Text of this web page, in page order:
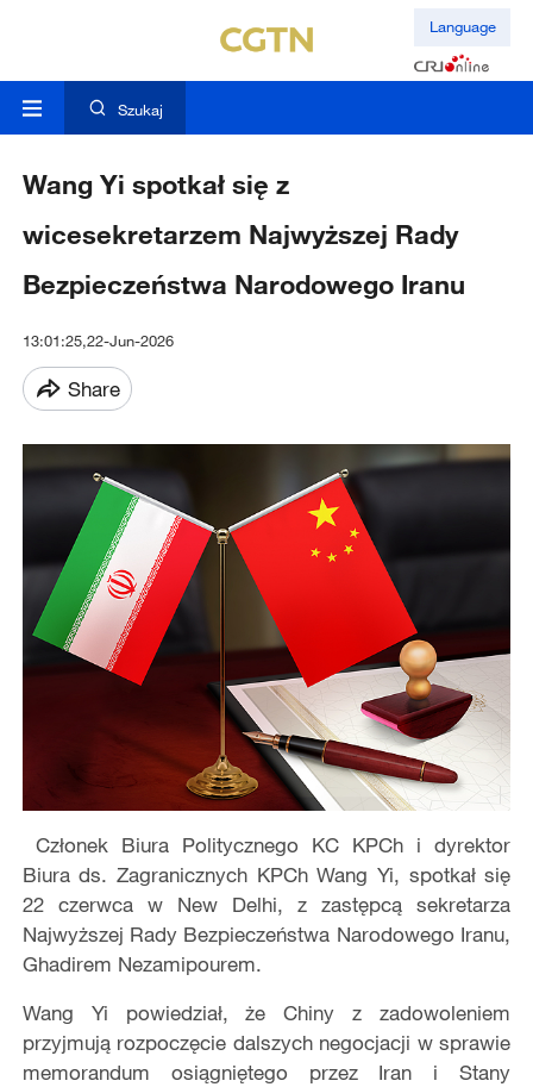
Language
Szukaj
Wang Yi spotkał się z
wicesekretarzem Najwyższej Rady
Bezpieczeństwa Narodowego Iranu
13:01:25,22-Jun-2026
Share
​Członek Biura Politycznego KC KPCh i dyrektor
Biura ds. Zagranicznych KPCh Wang Yi, spotkał się
22 czerwca w New Delhi, z zastępcą sekretarza
Najwyższej Rady Bezpieczeństwa Narodowego Iranu,
Ghadirem Nezamipourem.
Wang Yi powiedział, że Chiny z zadowoleniem
przyjmują rozpoczęcie dalszych negocjacji w sprawie
memorandum osiągniętego przez Iran i Stany